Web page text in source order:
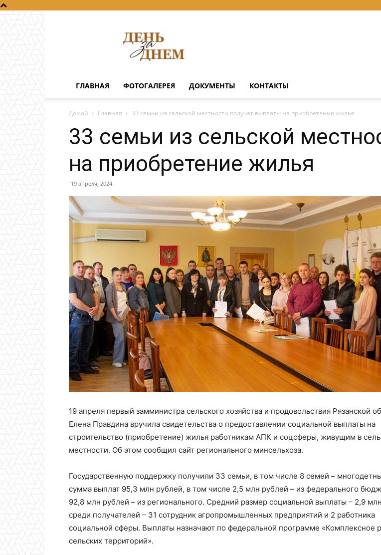
за
днем
ГЛАВНАЯ ФОТОГАЛЕРЕЯ ДОКУМЕНТЫ КОНТАКТЫ
Домой Главная 33 семьи из сельской местности получат выплаты на приобретение жилья
33 семьи из сельской
на приобретение жилья
19 апреля, 2024
19 апреля первый замминистра сельского хозяйства и продовольствия Рязанской
Елена Правдина вручила свидетельства о предоставлении социальной выплаты на
строительство (приобретение) жилья работникам АПК и соцсферы, живущим в
местности. Об этом сообщил сайт регионального минсельхоза.
Государственную поддержку получили 33 семьи, в том числе 8 семей –
сумма выплат 95,3 млн рублей, в том числе 2,5 млн рублей – из федерального
92,8 млн рублей – из регионального. Средний размер социальной выплаты – 2,9
среди получателей – 31 сотрудник агропромышленных предприятий и 2 работника
социальной сферы. Выплаты назначают по федеральной программе «Комплексное
сельских территорий».